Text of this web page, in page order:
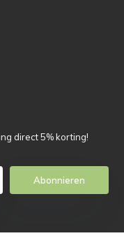
direct 5% korting!
Abonnieren